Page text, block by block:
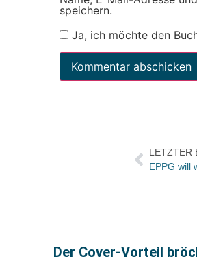
speichern.
Ja, ich möchte den
LETZTER
EPPG will
Der Cover-Vorteil